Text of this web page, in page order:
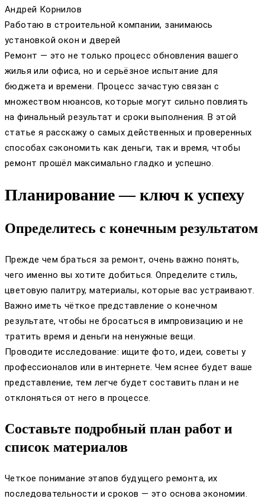
Андрей Корнилов
Работаю в строительной компании, занимаюсь
установкой окон и дверей
Ремонт — это не только процесс обновления вашего
жилья или офиса, но и серьёзное испытание для
бюджета и времени. Процесс зачастую связан с
множеством нюансов, которые могут сильно повлиять
на финальный результат и сроки выполнения. В этой
статье я расскажу о самых действенных и проверенных
способах сэкономить как деньги, так и время, чтобы
ремонт прошёл максимально гладко и успешно.
Планирование — ключ к успеху
Определитесь с конечным результатом
Прежде чем браться за ремонт, очень важно понять,
чего именно вы хотите добиться. Определите стиль,
цветовую палитру, материалы, которые вас устраивают.
Важно иметь чёткое представление о конечном
результате, чтобы не бросаться в импровизацию и не
тратить время и деньги на ненужные вещи.
Проводите исследование: ищите фото, идеи, советы у
профессионалов или в интернете. Чем яснее будет ваше
представление, тем легче будет составить план и не
отклоняться от него в процессе.
Составьте подробный план работ и
список материалов
Четкое понимание этапов будущего ремонта, их
последовательности и сроков — это основа экономии.